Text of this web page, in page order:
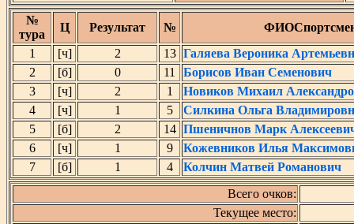
№
тура
Ц Результат №
1
[ч] 2 13 Галяева Вероника
2
[б] 0 11
Борисов Иван Семенович
3
[ч] 2 1
Новиков Михаил
4
[ч] 1 5
Силкина Ольга
5
[б] 2 14 Пшеничнов Марк
6
[ч] 1 9
Кожевников Илья
7
[б] 1 4
Колчин Матвей Романович
Всего очков:
Текущее место: